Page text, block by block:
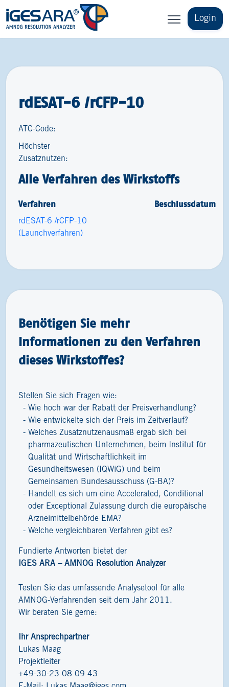
Login
rdESAT-6 /rCFP-10
ATC-Code:
Höchster
Zusatznutzen:
Alle Verfahren des Wirkstoffs
Verfahren Beschlussdatum
rdESAT-6 /rCFP-10
(Launchverfahren)
Benötigen Sie mehr
Informationen zu den Verfahren
dieses Wirkstoffes?
Stellen Sie sich Fragen wie:
Wie hoch war der Rabatt der Preisverhandlung?
Wie entwickelte sich der Preis im Zeitverlauf?
Welches Zusatznutzenausmaß ergab sich bei
pharmazeutischen Unternehmen, beim Institut für
Qualität und Wirtschaftlichkeit im
Gesundheitswesen (IQWiG) und beim
Gemeinsamen Bundesausschuss (G-BA)?
Handelt es sich um eine Accelerated, Conditional
oder Exceptional Zulassung durch die europäische
Arzneimittelbehörde EMA?
Welche vergleichbaren Verfahren gibt es?
Fundierte Antworten bietet der
IGES ARA – AMNOG Resolution Analyzer
Testen Sie das umfassende Analysetool für alle
AMNOG-Verfahrenden seit dem Jahr 2011.
Wir beraten Sie gerne:
Ihr Ansprechpartner
Lukas Maag
Projektleiter
+49-30-23 08 09 43